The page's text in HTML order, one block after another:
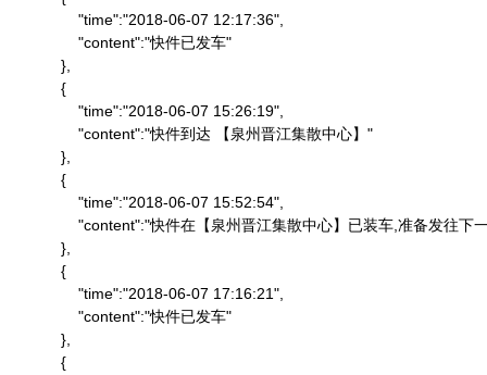
                "time":"2018-06-07 12:17:36",
                "content":"快件已发车"
            },
            {
                "time":"2018-06-07 15:26:19",
                "content":"快件到达 【泉州晋江集散中心】"
            },
            {
                "time":"2018-06-07 15:52:54",
"content":"快件在【泉州晋江集散中心】已装车,准备发往下
            },
            {
                "time":"2018-06-07 17:16:21",
                "content":"快件已发车"
            },
            {